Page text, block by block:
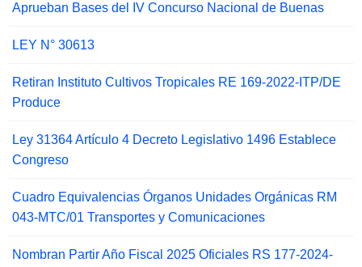
Aprueban Bases del IV Concurso Nacional de Buenas
LEY N° 30613
Retiran Instituto Cultivos Tropicales RE 169-2022-ITP/DE
Produce
Ley 31364 Artículo 4 Decreto Legislativo 1496 Establece
Congreso
Cuadro Equivalencias Órganos Unidades Orgánicas RM
043-MTC/01 Transportes y Comunicaciones
Nombran Partir Año Fiscal 2025 Oficiales RS 177-2024-